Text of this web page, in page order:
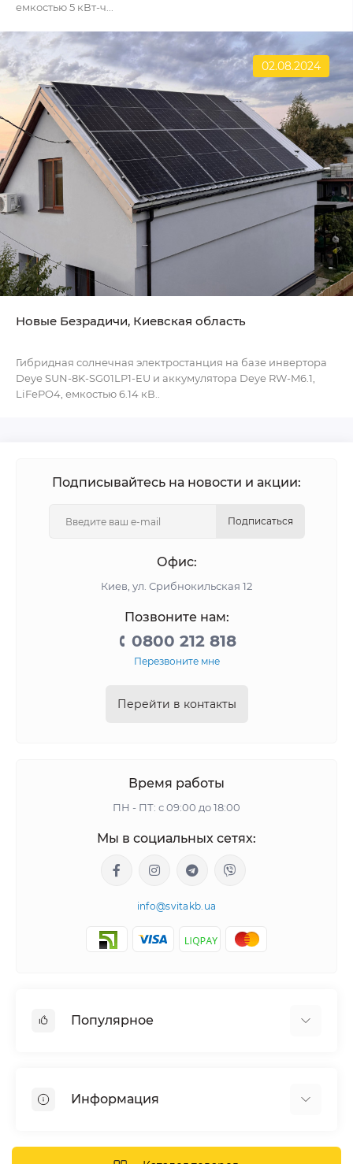
емкостью 5 кВт-ч...
02.08.2024
Новые Безрадичи, Киевская область
Гибридная солнечная электростанция на базе инвертора
Deye SUN-8K-SG01LP1-EU и аккумулятора Deye RW-M6.1,
LiFePO4, емкостью 6.14 кВ..
Подписывайтесь на новости и акции:
Подписаться
Офис:
Киев, ул. Срибнокильская 12
Позвоните нам:
0800 212 818
Перезвоните мне
Перейти в контакты
Время работы
ПН - ПТ: с 09:00 до 18:00
Мы в социальных сетях:
info@svitakb.ua
Популярное
Системы хранения энергии
Информация